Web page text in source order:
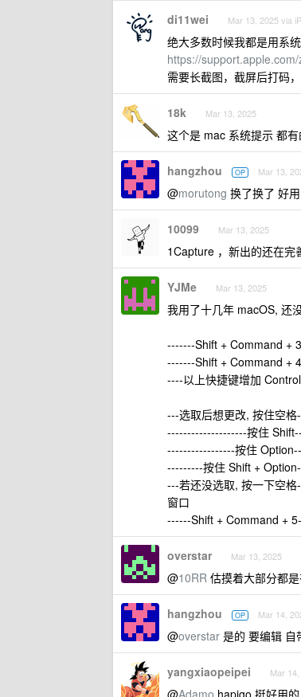
di11wei Mar 13, 2025 via
绝大多数时候我都是用系
https://
需要长截图，截屏后打码
18k Mar 13, 2025
这个是 mac 系统提示 都有
hangzhou OP Mar 13,
@morutong 换了换了 好用
10099 Mar 13, 2025
1Capture ，新出的还在
YJMe Mar 13, 2025
我用了十几年 macOS, 还
-------Shift + Command +
-------Shift + Command +
----以上快捷键增加
---选取后想更改, 按住空
--------------------按住
-----------------按住
---------按住 Shift +
---若还没选取, 按一下空
窗口
------Shift + Command +
overstar Mar 13, 2025
@10RR 估摸着大部分都
hangzhou OP Mar 14,
@overstar 是的 要编辑 自
yangxiaopeipei Mar
@Adamo hapigo 挺好用的